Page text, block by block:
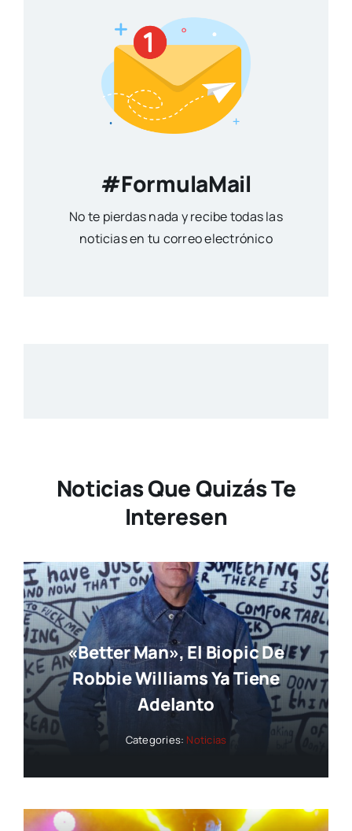
#FormulaMail
No te pierdas nada y recibe todas las
noticias en tu correo electrónico
Noticias Que Quizás Te
Interesen
«Better Man», El Biopic De
Robbie Williams Ya Tiene
Adelanto
Categories: Noticias